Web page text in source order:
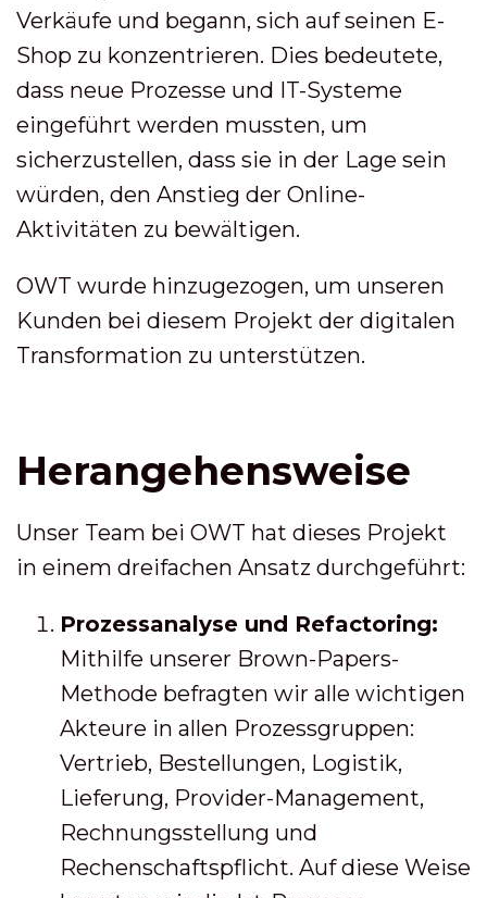
Verkäufe und begann, sich auf seinen E-
Shop zu konzentrieren. Dies bedeutete,
dass neue Prozesse und IT-Systeme
eingeführt werden mussten, um
sicherzustellen, dass sie in der Lage sein
würden, den Anstieg der Online-
Aktivitäten zu bewältigen.
OWT wurde hinzugezogen, um unseren
Kunden bei diesem Projekt der digitalen
Transformation zu unterstützen.
Herangehensweise
Unser Team bei OWT hat dieses Projekt
in einem dreifachen Ansatz durchgeführt:
Prozessanalyse und Refactoring:
Mithilfe unserer Brown-Papers-
Methode befragten wir alle wichtigen
Akteure in allen Prozessgruppen:
Vertrieb, Bestellungen, Logistik,
Lieferung, Provider-Management,
Rechnungsstellung und
Rechenschaftspflicht. Auf diese Weise